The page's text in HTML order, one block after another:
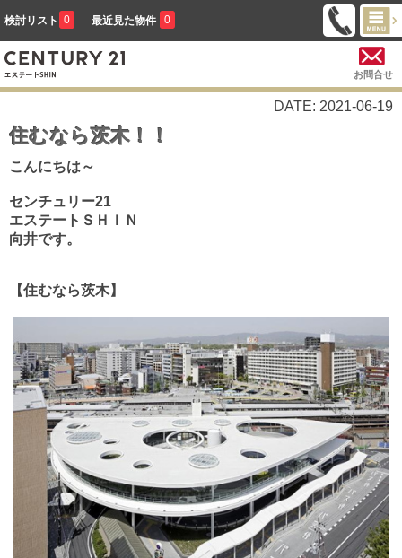
検討リスト 0 最近見た物件 0
お問合せ
DATE: 2021-06-19
住むなら茨木！！
こんにちは～
センチュリー21
エステートＳＨＩＮ
向井です。
【住むなら茨木】